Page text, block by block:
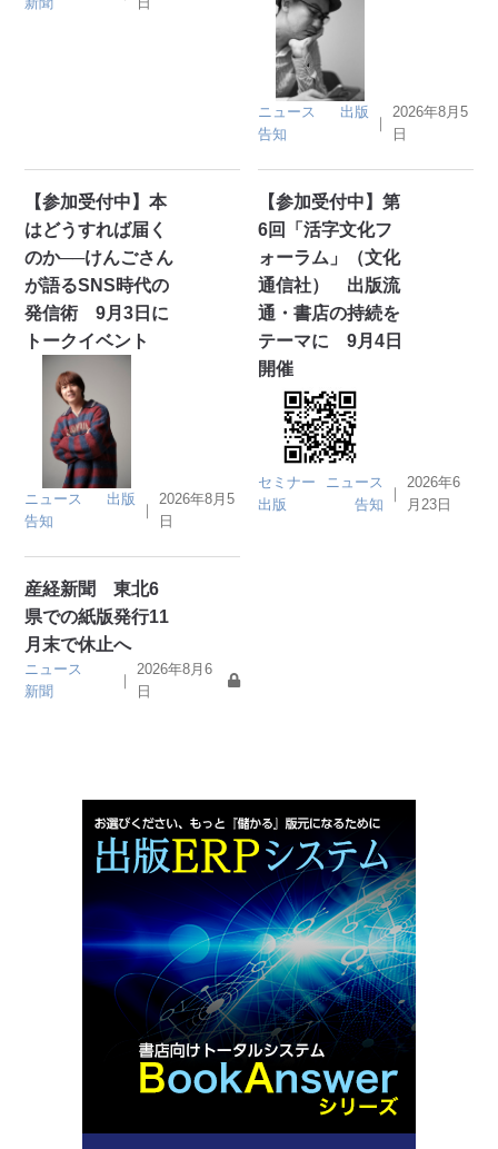
ニュース
出版
告知
｜
2026年8月5
日
【参加受付中】本
はどうすれば届く
のか──けんごさん
が語るSNS時代の
発信術 9月3日に
トークイベント
ニュース
出版
告知
｜
2026年8月5
日
【参加受付中】第
6回「活字文化フ
ォーラム」（文化
通信社） 出版流
通・書店の持続を
テーマに 9月4日
開催
セミナー
ニュース
出版
告知
｜
2026年6
月23日
産経新聞 東北6
県での紙版発行11
月末で休止へ
ニュース
新聞
｜
2026年8月6
日